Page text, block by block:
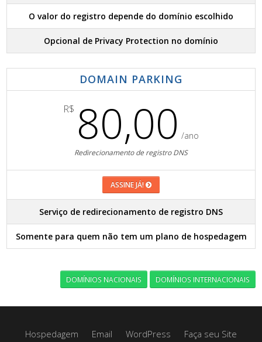
O valor do registro depende do domínio escolhido
Opcional de Privacy Protection no domínio
DOMAIN PARKING
R$ 80,00 /ano
Redirecionamento de registro DNS
ASSINE JÁ!
Serviço de redirecionamento de registro DNS
Somente para quem não tem um plano de hospedagem
DOMÍNIOS NACIONAIS DOMÍNIOS INTERNACIONAIS
Hospedagem Email WordPress
Faça seu Site